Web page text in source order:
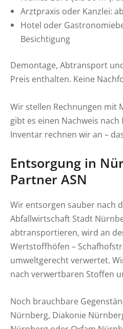
Arztpraxis oder Kanzlei:
Hotel oder
Besichtigung
Demontage, Abtransport
Preis enthalten. Keine
Wir stellen Rechnungen mit
gibt es einen Nachweis nach
Inventar rechnen wir an –
Entsorgung in
Partner ASN
Wir entsorgen sauber nach
Abfallwirtschaft Stadt
abtransportieren, wird an
Wertstoffhöfen –
umweltgerecht verwertet.
nach verwertbaren Stoffen
Noch brauchbare
Nürnberg, Diakonie